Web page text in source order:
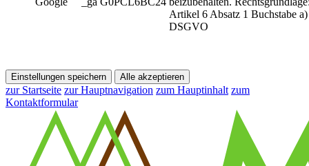
Artikel 6 Absatz 1 Buchstabe a)
DSGVO
Einstellungen speichern Alle akzeptieren
zur Startseite zur Hauptnavigation zum Hauptinhalt zum
Kontaktformular